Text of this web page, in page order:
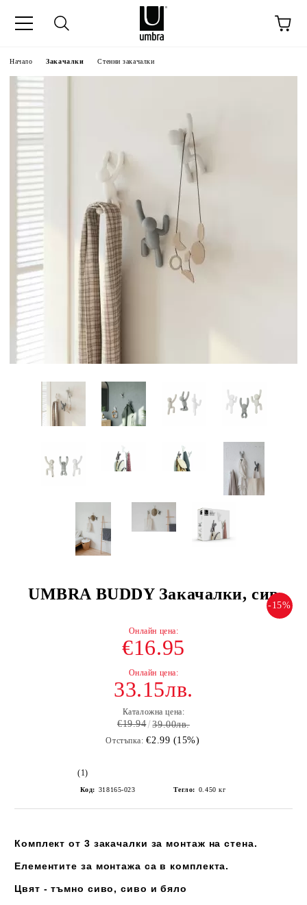
Начало Закачалки Стенни закачалки
UMBRA BUDDY Закачалки, сив
-15%
€16.95
33.15лв.
Каталожна цена:
€19.94 39.00лв.
Отстъпка: €2.99 (15%)
(1)
Код: 318165-023 Тегло: 0.450 кг
Комплект от 3 закачалки за монтаж на стена.
Елементите за монтажа са в комплекта.
Цвят - тъмно сиво, сиво и бяло